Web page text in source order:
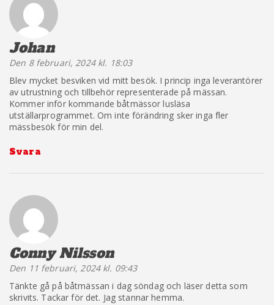
Johansäger:
Den 8 februari, 2024 kl. 18:03
Blev mycket besviken vid mitt besök. I princip inga leverantörer
av utrustning och tillbehör representerade på mässan.
Kommer inför kommande båtmässor lusläsa
utställarprogrammet. Om inte förändring sker inga fler
mässbesök för min del.
Svara
Conny Nilssonsäger:
Den 11 februari, 2024 kl. 09:43
Tänkte gå på båtmässan i dag söndag och läser detta som
skrivits. Tackar för det. Jag stannar hemma.